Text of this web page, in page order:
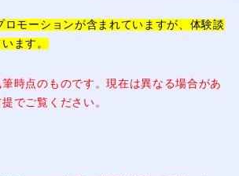
ロモーションが含まれていますが、体験談
ます。
時点のものです。現在は異なる場合があ
でご覧ください。